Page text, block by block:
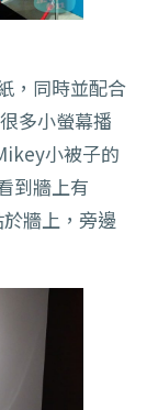
，同時並配合
多小螢幕播
小被子的
到牆上有
牆上，旁邊